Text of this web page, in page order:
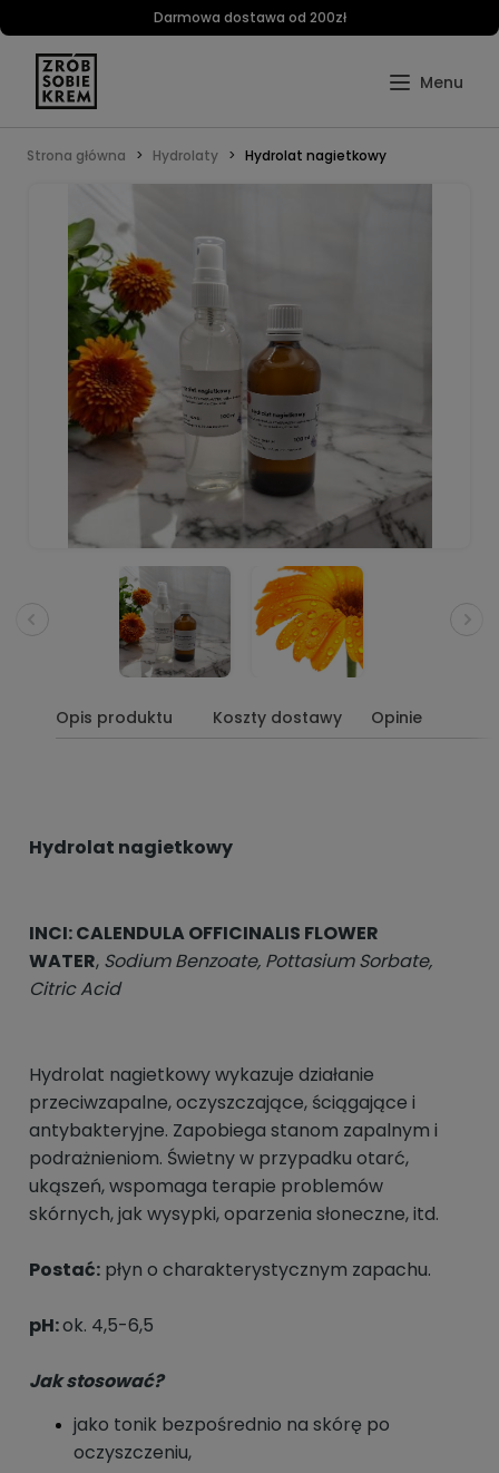
Darmowa dostawa od 200zł
Strona główna Hydrolaty Hydrolat nagietkowy
Opis produktu Koszty dostawy Opinie
Hydrolat nagietkowy
INCI: CALENDULA OFFICINALIS FLOWER
WATER, Sodium Benzoate, Pottasium Sorbate,
Citric Acid
Hydrolat nagietkowy wykazuje działanie
przeciwzapalne, oczyszczające, ściągające i
antybakteryjne. Zapobiega stanom zapalnym i
podrażnieniom. Świetny w przypadku otarć,
ukąszeń, wspomaga terapie problemów
skórnych, jak wysypki, oparzenia słoneczne, itd.
Postać: płyn o charakterystycznym zapachu.
pH:ok. 4,5-6,5
Jak stosować?
jako tonik bezpośrednio na skórę po
oczyszczeniu,